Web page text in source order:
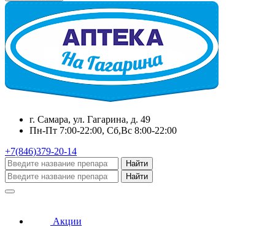
г. Самара, ул. Гагарина, д. 49
Пн-Пт 7:00-22:00, Сб,Вс 8:00-22:00
+7(846)379-20-14
Найти
Найти
Акции